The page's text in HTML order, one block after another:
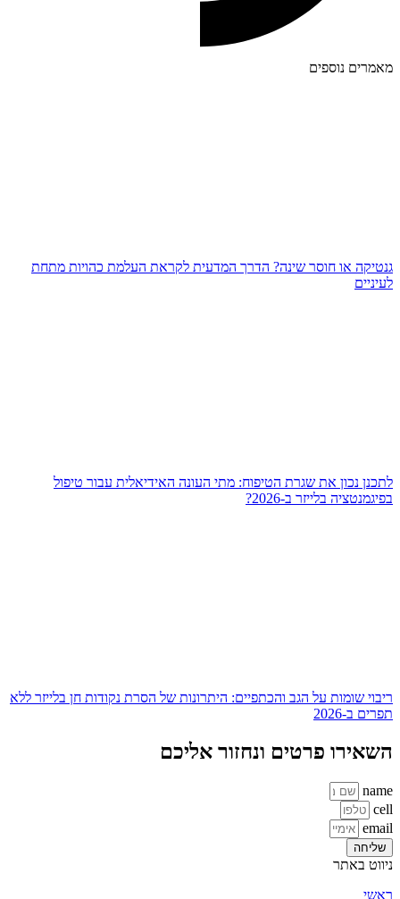
מאמרים נוספים
גנטיקה או חוסר שינה? הדרך המדעית לקראת העלמת כהויות מתחת
לעיניים
לתכנן נכון את שגרת הטיפוח: מתי העונה האידיאלית עבור טיפול
בפיגמנטציה בלייזר ב-2026?
ריבוי שומות על הגב והכתפיים: היתרונות של הסרת נקודות חן בלייזר ללא
תפרים ב-2026
השאירו פרטים ונחזור אליכם
name
cell
email
שליחה
ניווט באתר
ראשי